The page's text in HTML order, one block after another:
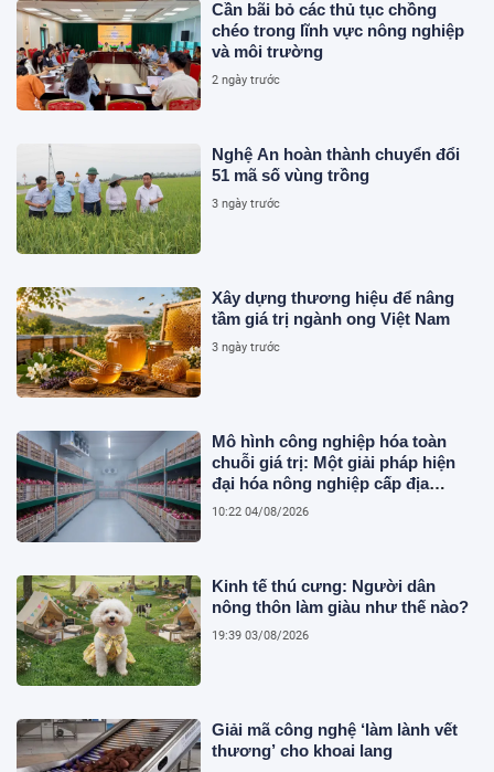
Cần bãi bỏ các thủ tục chồng
chéo trong lĩnh vực nông nghiệp
và môi trường
2 ngày trước
Nghệ An hoàn thành chuyển đổi
51 mã số vùng trồng
3 ngày trước
Xây dựng thương hiệu để nâng
tầm giá trị ngành ong Việt Nam
3 ngày trước
Mô hình công nghiệp hóa toàn
chuỗi giá trị: Một giải pháp hiện
đại hóa nông nghiệp cấp địa
phương tại Việt Nam
10:22 04/08/2026
Kinh tế thú cưng: Người dân
nông thôn làm giàu như thế nào?
19:39 03/08/2026
Giải mã công nghệ ‘làm lành vết
thương’ cho khoai lang